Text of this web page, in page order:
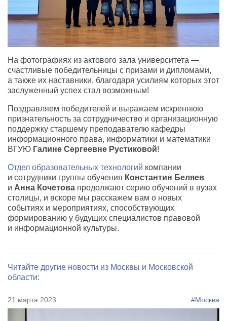
На фотографиях из актового зала университета —
счастливые победительницы с призами и дипломами,
а также их наставники, благодаря усилиям которых этот
заслуженный успех стал возможным!
Поздравляем победителей и выражаем искреннюю
признательность за сотрудничество и организационную
поддержку старшему преподавателю кафедры
информационного права, информатики и математики
ВГУЮ Галине Сергеевне Рустиковой!
Отдел образовательных технологий компании
и сотрудники группы обучения Константин Беляев
и Анна Кочетова продолжают серию обучений в вузах
столицы, и вскоре мы расскажем вам о новых
событиях и мероприятиях, способствующих
формированию у будущих специалистов правовой
и информационной культуры.
Читайте другие новости из Москвы и Московской
области:
21 марта 2023 #Москва